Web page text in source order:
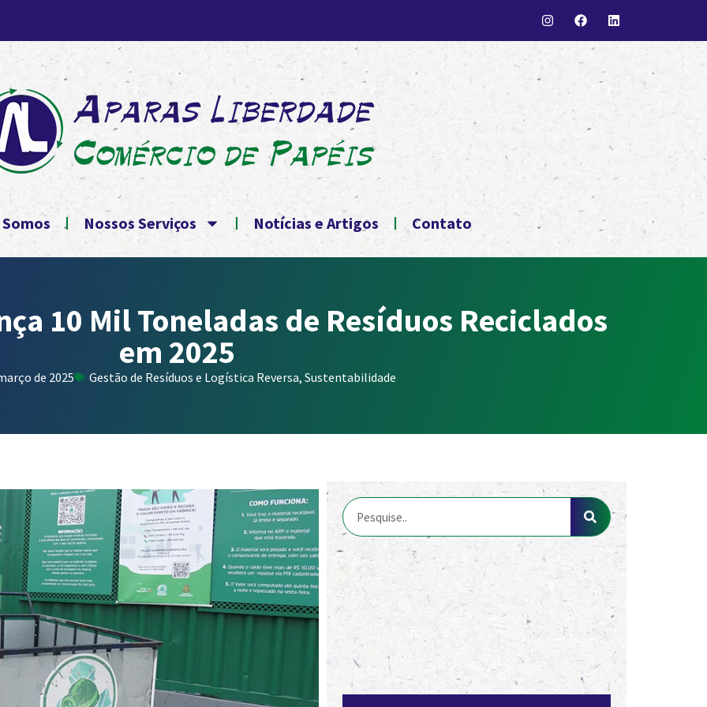
Nossos Serviços Notícias e Artigos Contato
10 Mil Toneladas de Resíduos Reciclados
em 2025
de 2025 Gestão de Resíduos e Logística Reversa, Sustentabilidade